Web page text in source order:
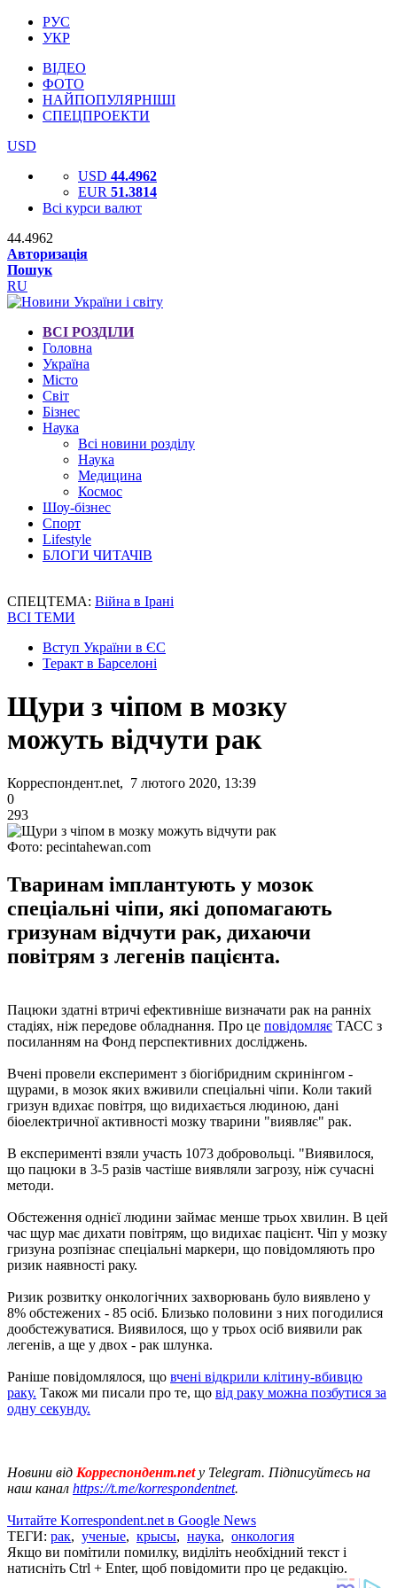
РУС
УКР
ВІДЕО
ФОТО
НАЙПОПУЛЯРНІШІ
СПЕЦПРОЕКТИ
USD
USD 44.4962
EUR 51.3814
Всі курси валют
44.4962
Авторизація
Пошук
RU
ВСІ РОЗДІЛИ
Головна
Україна
Місто
Світ
Бізнес
Наука
Всі новини розділу
Наука
Медицина
Космос
Шоу-бізнес
Спорт
Lifestyle
БЛОГИ ЧИТАЧІВ
СПЕЦТЕМА: Війна в Ірані
ВСІ ТЕМИ
Вступ України в ЄС
Теракт в Барселоні
Щури з чіпом в мозку
можуть відчути рак
Корреспондент.net, 7 лютого 2020, 13:39
0
293
Фото: pecintahewan.com
Тваринам імплантують у мозок
спеціальні чіпи, які допомагають
гризунам відчути рак, дихаючи
повітрям з легенів пацієнта.
Пацюки здатні втричі ефективніше визначати рак на ранніх
стадіях, ніж передове обладнання. Про це повідомляє ТАСС з
посиланням на Фонд перспективних досліджень.
Вчені провели експеримент з біогібридним скринінгом -
щурами, в мозок яких вживили спеціальні чіпи. Коли такий
гризун вдихає повітря, що видихається людиною, дані
біоелектричної активності мозку тварини "виявляє" рак.
В експерименті взяли участь 1073 добровольці. "Виявилося,
що пацюки в 3-5 разів частіше виявляли загрозу, ніж сучасні
методи.
Обстеження однієї людини займає менше трьох хвилин. В цей
час щур має дихати повітрям, що видихає пацієнт. Чіп у мозку
гризуна розпізнає спеціальні маркери, що повідомляють про
ризик наявності раку.
Ризик розвитку онкологічних захворювань було виявлено у
8% обстежених - 85 осіб. Близько половини з них погодилися
дообстежуватися. Виявилося, що у трьох осіб виявили рак
легенів, а ще у двох - рак шлунка.
Раніше повідомлялося, що вчені відкрили клітину-вбивцю
раку. Також ми писали про те, що від раку можна позбутися за
одну секунду.
Новини від Корреспондент.net у Telegram. Підписуйтесь на
наш канал https://t.me/korrespondentnet.
Читайте Korrespondent.net в Google News
ТЕГИ: рак, ученые, крысы, наука, онкология
Якщо ви помітили помилку, виділіть необхідний текст і
натисніть Ctrl + Enter, щоб повідомити про це редакцію.